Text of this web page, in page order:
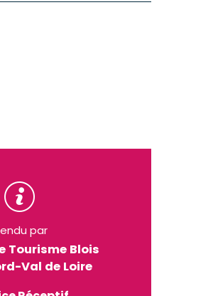
par
Tourisme Blois
Val de Loire